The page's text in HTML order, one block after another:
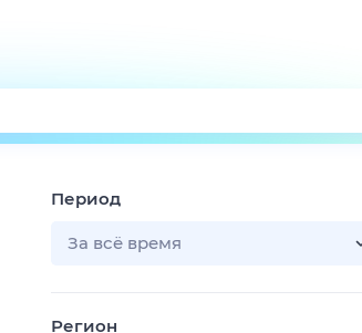
Поиск
ТВ-программа
Период
За всё время
Регион